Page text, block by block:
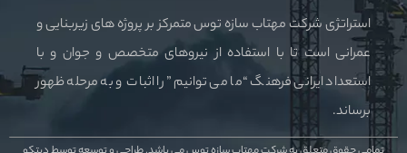
استراتژی شرکت مهتاب سازه توس متمرکز بر پروژه های زیربنایی و
عمرانی است تا با استفاده از نیروهای متخصص و جوان و با
استعداد ایرانی فرهنگ “ما می توانیم” را اثبات و به مرحله ظهور
برساند.